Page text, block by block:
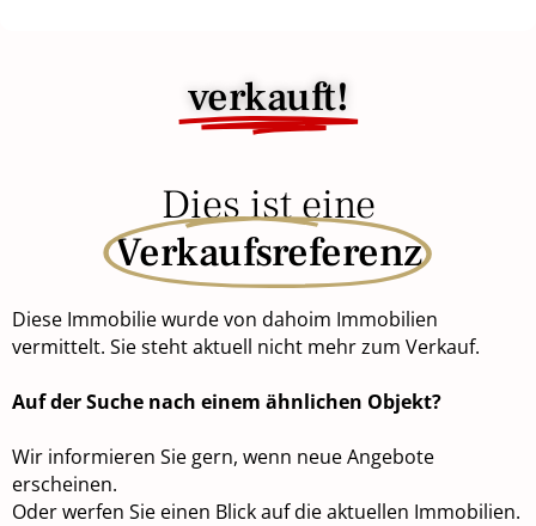
verkauft!
Dies ist eine
Verkaufsreferenz
Diese Immobilie wurde von dahoim Immobilien
vermittelt. Sie steht aktuell nicht mehr zum Verkauf.
Auf der Suche nach einem ähnlichen Objekt?
Wir informieren Sie gern, wenn neue Angebote
erscheinen.
Oder werfen Sie einen Blick auf die aktuellen Immobilien.